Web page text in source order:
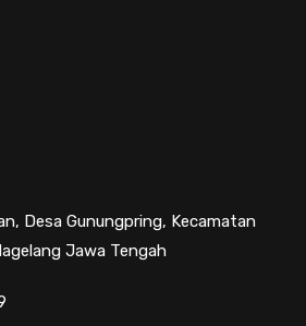
Desa Gunungpring, Kecamatan
Jawa Tengah